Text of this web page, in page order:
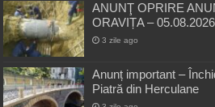
ANUNŢ OPRIRE
ORAVIȚA –
3 zile ago
Anunț important –
Piatră din Herculane